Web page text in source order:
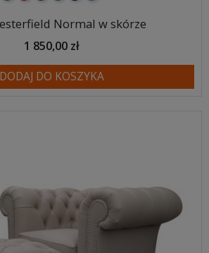
Normal w skórze
1 850,00 zł
DODAJ DO KOSZYKA